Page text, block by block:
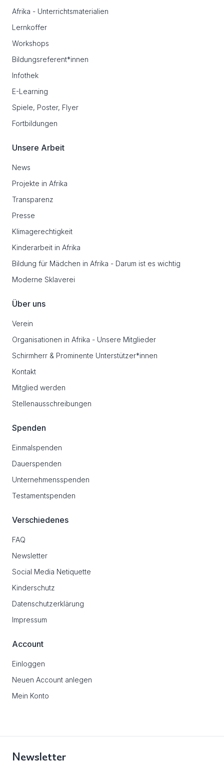
Afrika - Unterrichtsmaterialien
Lernkoffer
Workshops
Bildungsreferent*innen
Infothek
E-Learning
Spiele, Poster, Flyer
Fortbildungen
Unsere Arbeit
News
Projekte in Afrika
Transparenz
Presse
Klimagerechtigkeit
Kinderarbeit in Afrika
Bildung für Mädchen in Afrika - Darum ist es wichtig
Moderne Sklaverei
Über uns
Verein
Organisationen in Afrika - Unsere Mitglieder
Schirmherr & Prominente Unterstützer*innen
Kontakt
Mitglied werden
Stellenausschreibungen
Spenden
Einmalspenden
Dauerspenden
Unternehmensspenden
Testamentspenden
Verschiedenes
FAQ
Newsletter
Social Media Netiquette
Kinderschutz
Datenschutzerklärung
Impressum
Account
Einloggen
Neuen Account anlegen
Mein Konto
Newsletter